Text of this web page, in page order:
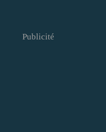
Publicité